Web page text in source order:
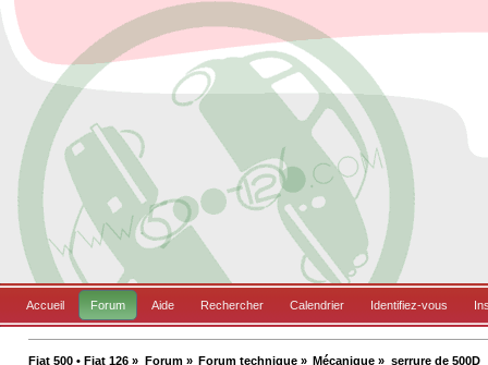
Accueil Forum Aide Rechercher Calendrier Identifiez-vous
Fiat 500 • Fiat 126 » Forum» Forum technique» Mécanique » serrure de 500D